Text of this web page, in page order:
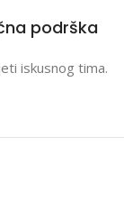
podrška
iskusnog tima.